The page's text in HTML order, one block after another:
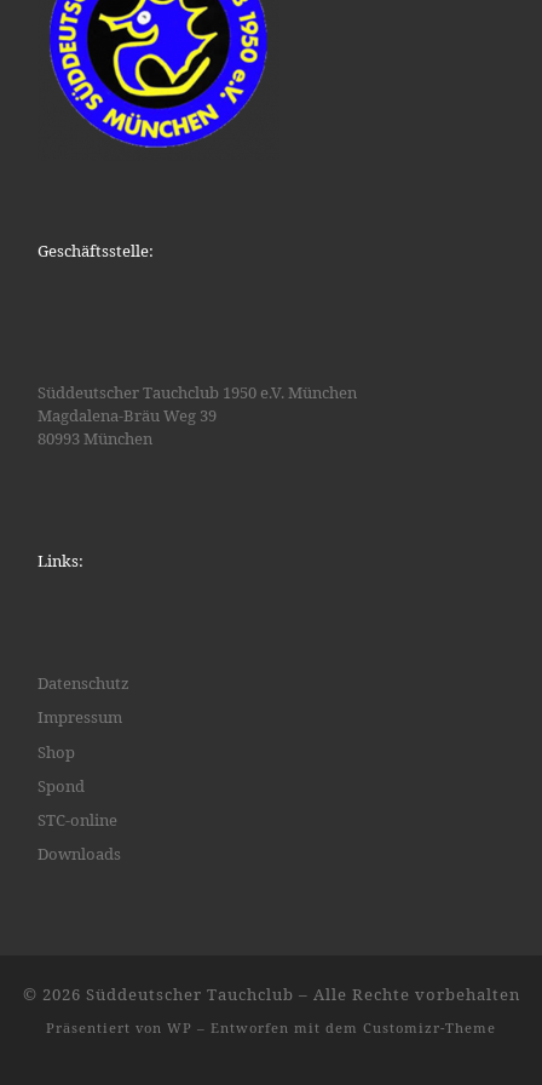
Geschäftsstelle:
Süddeutscher Tauchclub 1950 e.V. München
Magdalena-Bräu Weg 39
80993 München
Links:
Datenschutz
Impressum
Shop
Spond
STC-online
Downloads
© 2026 Süddeutscher Tauchclub – Alle Rechte vorbehalten
Präsentiert von WP – Entworfen mit dem Customizr-Theme